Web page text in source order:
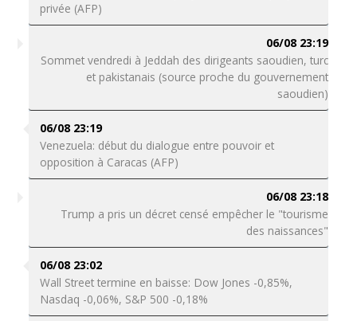
privée (AFP)
06/08 23:19
Sommet vendredi à Jeddah des dirigeants saoudien, turc
et pakistanais (source proche du gouvernement
saoudien)
06/08 23:19
Venezuela: début du dialogue entre pouvoir et
opposition à Caracas (AFP)
06/08 23:18
Trump a pris un décret censé empêcher le "tourisme
des naissances"
06/08 23:02
Wall Street termine en baisse: Dow Jones -0,85%,
Nasdaq -0,06%, S&P 500 -0,18%